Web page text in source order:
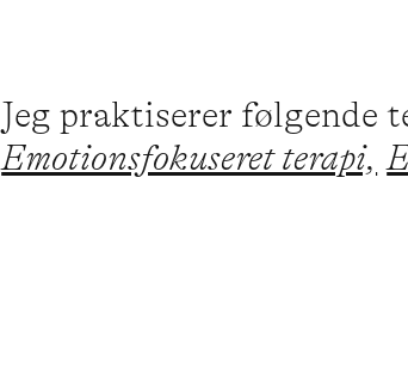
Jeg praktiserer følgende
Emotionsfokuseret terapi,